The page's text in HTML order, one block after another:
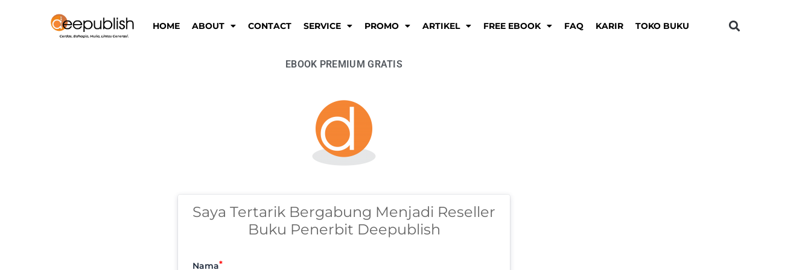
HOME ABOUT CONTACT SERVICE PROMO ARTIKEL FREE EBOOK FAQ KARIR TOKO BUKU
EBOOK PREMIUM GRATIS
Saya Tertarik Bergabung Menjadi Reseller
Buku Penerbit Deepublish
Nama